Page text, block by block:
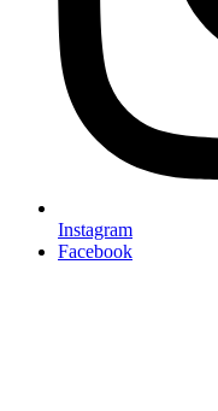
Instagram
Facebook